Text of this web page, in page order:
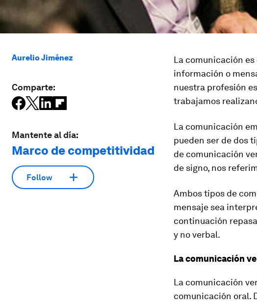
Aurelio Jiménez
Comparte:
Mantente al día:
Marco de competitividad
Follow
La comunicación
información o
nuestra profesión
trabajamos
La comunicación
pueden ser de dos
de comunicación
de signo, nos
Ambos tipos de
mensaje sea
continuación
y no verbal.
La comunicación
La comunicación
comunicación oral.